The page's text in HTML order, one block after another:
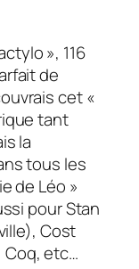
», 116
de
cet «
tant
la
tous les
de Léo »
pour Stan
Cost
Coq, etc…